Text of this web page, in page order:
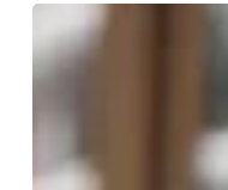
melhores
trabalhar